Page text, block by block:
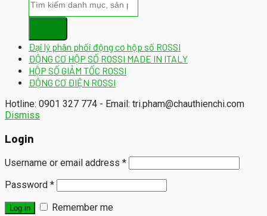
Đại lý phân phối động cơ hộp số ROSSI
ĐỘNG CƠ HỘP SỐ ROSSI MADE IN ITALY
HỘP SỐ GIẢM TỐC ROSSI
ĐỘNG CƠ ĐIỆN ROSSI
Hotline: 0901 327 774 - Email: tri.pham@chauthienchi.com
Dismiss
Login
Username or email address *
Password *
Log in Remember me